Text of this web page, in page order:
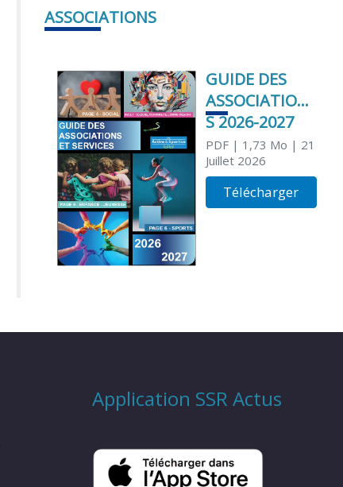
ASSOCIATIONS
GUIDE DES
ASSOCIATION
S 2026-2027
PDF| 1,73 Mo | 21
Juillet 2026
Télécharger
Application SSR Actus